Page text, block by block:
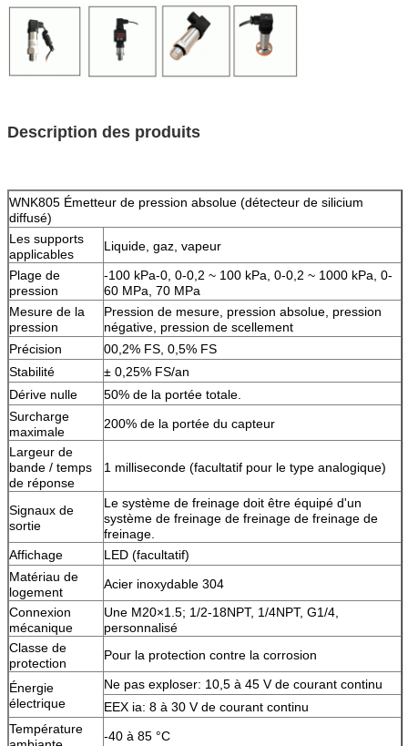
Description des produits
WNK805 Émetteur de pression absolue (détecteur de silicium
diffusé)
Les supports
applicables
Liquide, gaz, vapeur
Plage de
pression
-100 kPa-0, 0-0,2 ~ 100 kPa, 0-0,2 ~ 1000 kPa, 0-
60 MPa, 70 MPa
Mesure de la
pression
Pression de mesure, pression absolue, pression
négative, pression de scellement
Précision
00,2% FS, 0,5% FS
Stabilité
± 0,25% FS/an
Dérive nulle
50% de la portée totale.
Surcharge
maximale
200% de la portée du capteur
Largeur de
bande / temps
de réponse
1 milliseconde (facultatif pour le type analogique)
Signaux de
sortie
Le système de freinage doit être équipé d'un
système de freinage de freinage de freinage de
freinage.
Affichage
LED (facultatif)
Matériau de
logement
Acier inoxydable 304
Connexion
mécanique
Une M20×1.5; 1/2-18NPT, 1/4NPT, G1/4,
personnalisé
Classe de
protection
Pour la protection contre la corrosion
Énergie
électrique
Ne pas exploser: 10,5 à 45 V de courant continu
EEX ia: 8 à 30 V de courant continu
Température
-40 à 85 °C